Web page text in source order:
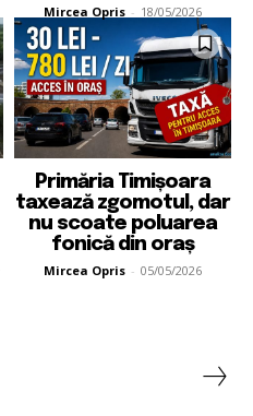
Mircea Opris - 18/05/2026
Primăria Timișoara
taxează zgomotul, dar
nu scoate poluarea
fonică din oraș
Mircea Opris - 05/05/2026